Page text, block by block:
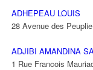
ADHEPEAU LOUIS
28 Avenue des
ADJIBI AMANDINA
1 Rue Francois